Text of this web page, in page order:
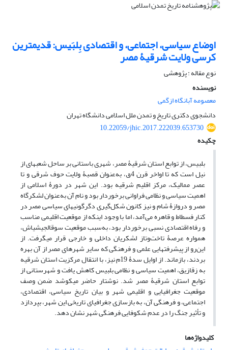
اوضاع سیاسی، اجتماعی، و اقتصادی بِلبَیس: قدیمترین
کرسی ولایت شرقیۀ مصر
نوع مقاله : پژوهشی
نویسنده
معصومه آبانگاه ازگمی
دانشجوی دکتری تاریخ و تمدن ملل اسلامی دانشگاه تهران
10.22059/jhic.2017.222039.653730
چکیده
بلبیس، از توابع استان شرقیۀ مصر، شهری باستانی بر ساحل شعبه​ای از
نیل است که تا اواخر قرن 4ق، به‌عنوان قصبۀ ولایت حوف شرقی و تا
عصر ممالیک، مرکز اقلیم شرقیه بود. این شهر در دورۀ اسلامی از
اهمیت سیاسی و نظامی فراوانی برخوردار بود و نام آن به‌عنوان لشکرگاه
مصر و دروازۀ شام و نیز کانون شکل‌گیری دگرگونی​های سیاسی مصر در
کنار فسطاط و قاهره می‌آمد، اما با وجود اینکه از موقعیت اقلیمی مناسب
و رفاه اقتصادی نسبی برخوردار بود، به‌سبب موقعیت سوق​الجیشی​اش،
همواره عرصۀ تاخت‌وتاز لشکریان داخلی و خارجی قرار می​گرفت. از
این‌رو از پیشرفت​هایی علمی و فرهنگی که سایر شهرهای مصر از آن بهره
بردند، بازماند. از اوایل سدۀ 19م نیز، با انتقال مرکزیت استان شرقیه
به زقازیق، اهمیت سیاسی و نظامی بلبیس کاهش یافت و شهرستانی از
توابع استان شرقیۀ مصر شد. نوشتار حاضر می​کوشد ضمن وصف
موقعیت جغرافیایی و اقلیمی شهر و بیان تاریخ سیاسی، اقتصادی،
اجتماعی، و فرهنگی آن، به بازسازی جغرافیای تاریخی این شهر، بپردازد
و تأثیر جنگ را در عدم شکوفایی فرهنگی شهر نشان دهد.
کلیدواژه‌ها